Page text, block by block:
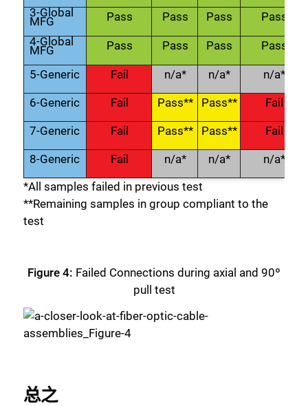
3-Global
MFG Pass Pass Pass
Pass
4-Global
MFG Pass Pass Pass Pass
5-Generic Fail n/a* n/a* n/a*
6-Generic Fail Pass** Pass** Fail
7-Generic Fail Pass** Pass** Fail
8-Generic Fail n/a* n/a*
n/a*
*All samples failed in previous test
**Remaining samples in group compliant to the
test
Figure 4: Failed Connections during axial and 90º
pull test
总之